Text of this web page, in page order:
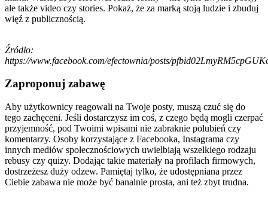
ale także video czy stories. Pokaż, że za marką stoją ludzie i zbuduj
więź z publicznością.
Źródło:
https://www.facebook.com/efectownia/posts/
Zaproponuj zabawę
Aby użytkownicy reagowali na Twoje posty, muszą czuć się do
tego zachęceni. Jeśli dostarczysz im coś, z czego będą mogli czerpać
przyjemność, pod Twoimi wpisami nie zabraknie polubień czy
komentarzy. Osoby korzystające z Facebooka, Instagrama czy
innych mediów społecznościowych uwielbiają wszelkiego rodzaju
rebusy czy quizy. Dodając takie materiały na profilach firmowych,
dostrzeżesz duży odzew. Pamiętaj tylko, że udostępniana przez
Ciebie zabawa nie może być banalnie prosta, ani też zbyt trudna.